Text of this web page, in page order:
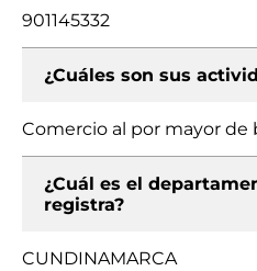
901145332
¿Cuáles son sus
Comercio al por mayor de
¿Cuál es el
registra?
CUNDINAMARCA